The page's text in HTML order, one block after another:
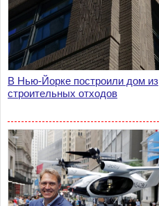
В Нью-Йорке построили дом из
строительных отходов